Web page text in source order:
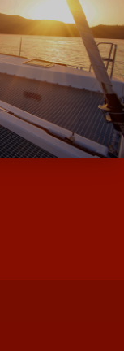
BATEAUX
MARQUES